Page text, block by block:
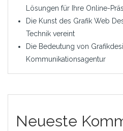
Lösungen für Ihre Online-
Die Kunst des Grafik Web
Technik vereint
Die Bedeutung von
Kommunikationsagentur
Neueste